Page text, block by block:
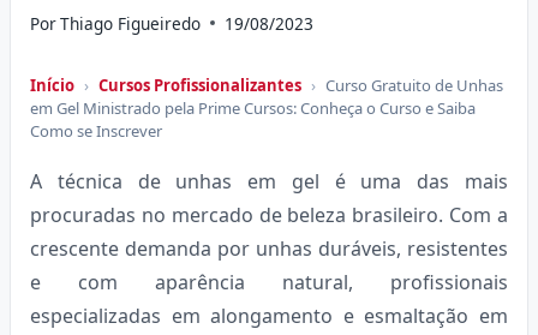
PorThiago Figueiredo 19/08/2023
Início › Cursos Profissionalizantes › Curso Gratuito de Unhas
em Gel Ministrado pela Prime Cursos: Conheça o Curso e Saiba
Como se Inscrever
A técnica de unhas em gel é uma das mais
procuradas no mercado de beleza brasileiro. Com a
crescente demanda por unhas duráveis, resistentes
e com aparência natural, profissionais
especializadas em alongamento e esmaltação em